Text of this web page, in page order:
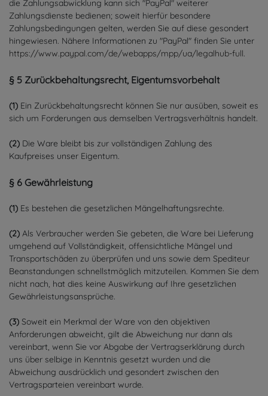
die Zahlungsabwicklung kann sich "PayPal" weiterer
Zahlungsdienste bedienen; soweit hierfür besondere
Zahlungsbedingungen gelten, werden Sie auf diese gesondert
hingewiesen. Nähere Informationen zu "PayPal" finden Sie unter
https://www.paypal.com/de/webapps/mpp/ua/legalhub-full.
§ 5 Zurückbehaltungsrecht, Eigentumsvorbehalt
(1) Ein Zurückbehaltungsrecht können Sie nur ausüben, soweit es
sich um Forderungen aus demselben Vertragsverhältnis handelt.
(2) Die Ware bleibt bis zur vollständigen Zahlung des
Kaufpreises unser Eigentum.
§ 6 Gewährleistung
(1) Es bestehen die gesetzlichen Mängelhaftungsrechte.
(2) Als Verbraucher werden Sie gebeten, die Ware bei Lieferung
umgehend auf Vollständigkeit, offensichtliche Mängel und
Transportschäden zu überprüfen und uns sowie dem Spediteur
Beanstandungen schnellstmöglich mitzuteilen. Kommen Sie dem
nicht nach, hat dies keine Auswirkung auf Ihre gesetzlichen
Gewährleistungsansprüche.
(3) Soweit ein Merkmal der Ware von den objektiven
Anforderungen abweicht, gilt die Abweichung nur dann als
vereinbart, wenn Sie vor Abgabe der Vertragserklärung durch
uns über selbige in Kenntnis gesetzt wurden und die
Abweichung ausdrücklich und gesondert zwischen den
Vertragsparteien vereinbart wurde.